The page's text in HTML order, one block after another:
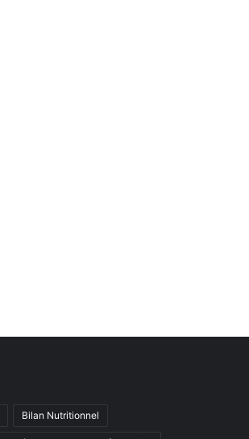
Bilan Nutritionnel